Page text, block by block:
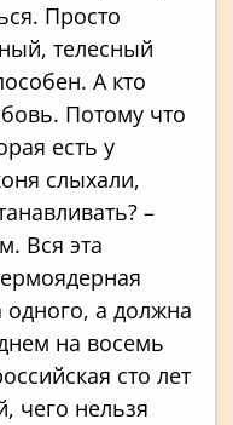
Просто
телесный
А кто
Потому что
есть у
слыхали,
–
Вся эта
одного, а должна
на восемь
сто лет
чего нельзя